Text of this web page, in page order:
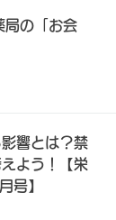
局の「お会
響とは？禁
よう！【栄
号】